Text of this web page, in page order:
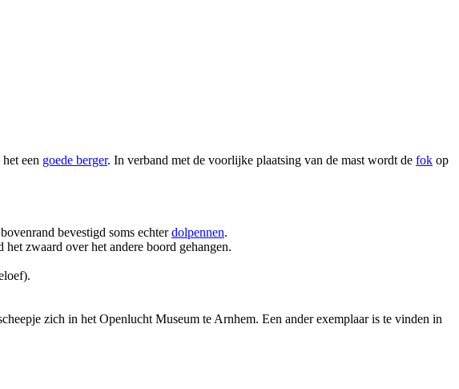
het een goede berger. In verband met de voorlijke plaatsing van de mast wordt de fok op
bevestigd soms echterdolpennen.
het zwaard over het andere boord gehangen.
zich in het Openlucht Museum te Arnhem. Een ander exemplaar is te vinden in